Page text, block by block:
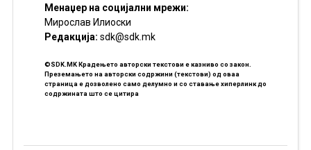
Менаџер на социјални мрежи:
Мирослав Илиоски
Редакцијa: sdk@sdk.mk
©SDK.MK Крадењето авторски текстови е казниво со закон.
Преземањето на авторски содржини (текстови) од оваа
страница е дозволено само делумно и со ставање хиперлинк до
содржината што се цитира